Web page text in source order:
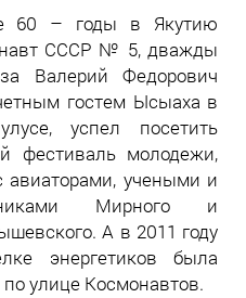
60 – годы в Якутию
СССР № 5, дважды
Валерий Федорович
гостем Ысыаха в
успел посетить
фестиваль молодежи,
авиаторами, учеными и
Мирного и
А в 2011 году
энергетиков была
улице Космонавтов.